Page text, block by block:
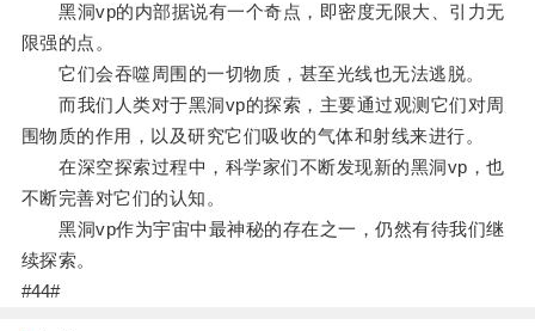
黑洞vp的内部据说有一个奇点，即密度无限大、引力无
限强的点。
它们会吞噬周围的一切物质，甚至光线也无法逃脱。
而我们人类对于黑洞vp的探索，主要通过观测它们对周
围物质的作用，以及研究它们吸收的气体和射线来进行。
在深空探索过程中，科学家们不断发现新的黑洞vp，也
不断完善对它们的认知。
黑洞vp作为宇宙中最神秘的存在之一，仍然有待我们继
续探索。
#44#